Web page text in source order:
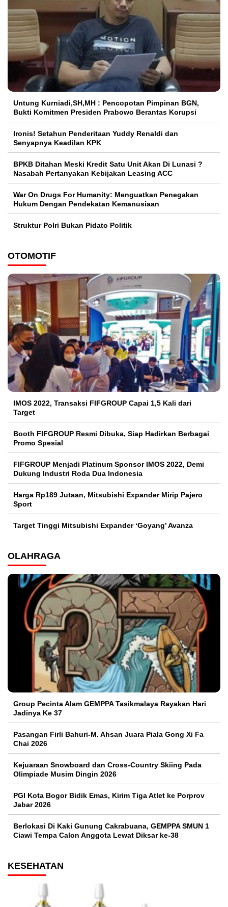
Untung Kurniadi,SH,MH : Pencopotan Pimpinan BGN,
Bukti Komitmen Presiden Prabowo Berantas Korupsi
Ironis! Setahun Penderitaan Yuddy Renaldi dan
Senyapnya Keadilan KPK
BPKB Ditahan Meski Kredit Satu Unit Akan Di Lunasi ?
Nasabah Pertanyakan Kebijakan Leasing ACC
War On Drugs For Humanity: Menguatkan Penegakan
Hukum Dengan Pendekatan Kemanusiaan
Struktur Polri Bukan Pidato Politik
OTOMOTIF
IMOS 2022, Transaksi FIFGROUP Capai 1,5 Kali dari
Target
Booth FIFGROUP Resmi Dibuka, Siap Hadirkan Berbagai
Promo Spesial
FIFGROUP Menjadi Platinum Sponsor IMOS 2022, Demi
Dukung Industri Roda Dua Indonesia
Harga Rp189 Jutaan, Mitsubishi Expander Mirip Pajero
Sport
Target Tinggi Mitsubishi Expander ‘Goyang’ Avanza
OLAHRAGA
Group Pecinta Alam GEMPPA Tasikmalaya Rayakan Hari
Jadinya Ke 37
Pasangan Firli Bahuri-M. Ahsan Juara Piala Gong Xi Fa
Chai 2026
Kejuaraan Snowboard dan Cross-Country Skiing Pada
Olimpiade Musim Dingin 2026
PGI Kota Bogor Bidik Emas, Kirim Tiga Atlet ke Porprov
Jabar 2026
Berlokasi Di Kaki Gunung Cakrabuana, GEMPPA SMUN 1
Ciawi Tempa Calon Anggota Lewat Diksar ke-38
KESEHATAN